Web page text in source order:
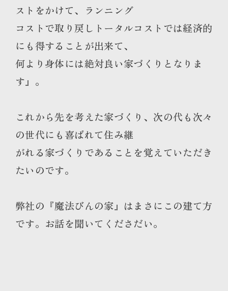
ストをかけて、ランニング
コストで取り戻しトータルコストでは経済的
にも得することが出来て、
何より身体には絶対良い家づくりとなりま
す』。
これから先を考えた家づくり、次の代も次々
の世代にも喜ばれて住み継
がれる家づくりであることを覚えていただき
たいのです。
弊社の『魔法びんの家』はまさにこの建て方
です。お話を聞いてくださだい。